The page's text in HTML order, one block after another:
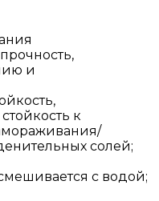
и
к
солей;
с водой;